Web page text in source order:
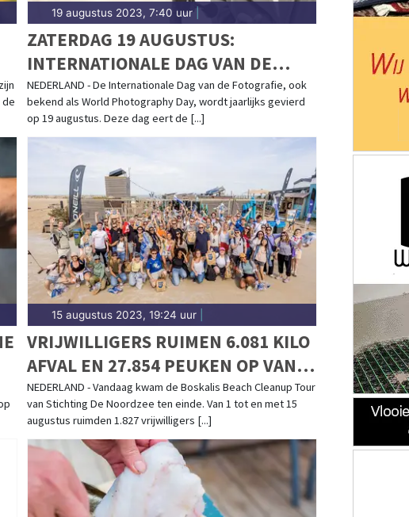
de
19 augustus 2023, 7:40 uur|
ZATERDAG 19 AUGUSTUS:
INTERNATIONALE DAG VAN DE
FOTOGRAFIE
NEDERLAND - De Internationale Dag van de Fotografie, ook
bekend als World Photography Day, wordt jaarlijks gevierd
op 19 augustus. Deze dag eert de [...]
15 augustus 2023, 19:24 uur|
VRIJWILLIGERS RUIMEN 6.081 KILO
AFVAL EN 27.854 PEUKEN OP VAN
NOORDZEESTRANDEN
NEDERLAND - Vandaag kwam de Boskalis Beach Cleanup Tour
van Stichting De Noordzee ten einde. Van 1 tot en met 15
augustus ruimden 1.827 vrijwilligers [...]